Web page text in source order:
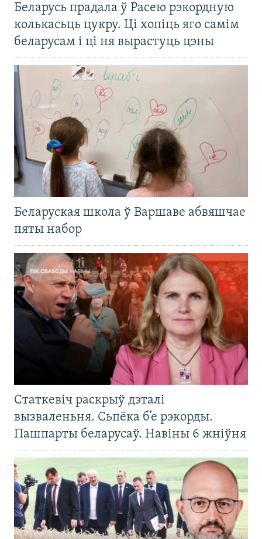
Беларусь прадала ў Расею рэкордную
колькасьць цукру. Ці хопіць яго самім
беларусам і ці ня вырастуць цэны
Беларуская школа ў Варшаве абвяшчае
пяты набор
Статкевіч раскрыў дэталі
вызваленьня. Сьпёка б’е рэкорды.
Пашпарты беларусаў. Навіны 6 жніўня